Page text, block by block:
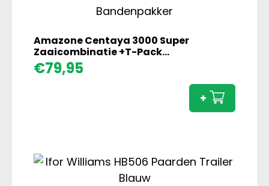
Amazone Centaya 3000 Super
Zaaicombinatie +T-Pack
Bandenpakker
€79,95
Super
+